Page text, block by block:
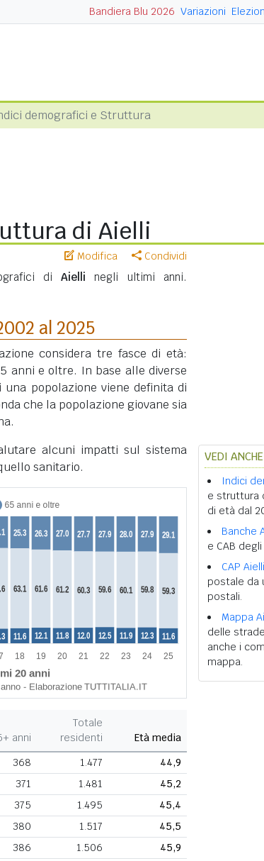
Bandiera Blu 2026 Variazioni
demografici e Struttura
di Aielli
Modifica Condividi
diAielli negli ultimi anni.
al 2025
considera tre fasce di età:
anni e oltre. In base alle diverse
popolazione viene definita di
che la popolazione giovane sia
alcuni impatti sul sistema
sanitario.
anni
Totale
residenti
Età media
368 1.477
44,9
371 1.481
45,2
375 1.495
45,4
380 1.517
45,5
386 1.506
45,9
VEDI ANCHE
Indici
e struttura
di età dal
Banche
e CAB
CAP Aielli
postale da
postali.
Mappa
delle
anche i
mappa.